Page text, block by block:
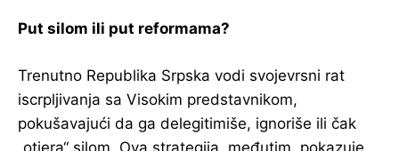
Put silom ili put reformama?
Trenutno Republika Srpska vodi svojevrsni rat
iscrpljivanja sa Visokim predstavnikom,
pokušavajući da ga delegitimiše, ignoriše ili čak
„otjera“ silom. Ova strategija, međutim, pokazuje